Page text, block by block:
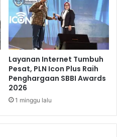
Layanan Internet Tumbuh
Pesat, PLN Icon Plus Raih
Penghargaan SBBI Awards
2026
1 minggu lalu